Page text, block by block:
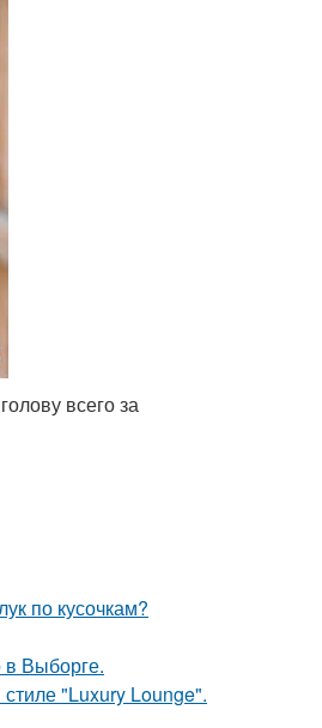
всего за
по кусочкам?
в Выборге.
"Luxury Lounge".